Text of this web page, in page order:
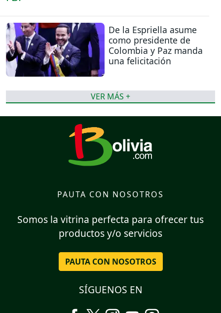
De la Espriella asume
como presidente de
Colombia y Paz manda
una felicitación
VER MÁS +
PAUTA CON NOSOTROS
Somos la vitrina perfecta para ofrecer tus
productos y/o servicios
PAUTA CON NOSOTROS
SÍGUENOS EN